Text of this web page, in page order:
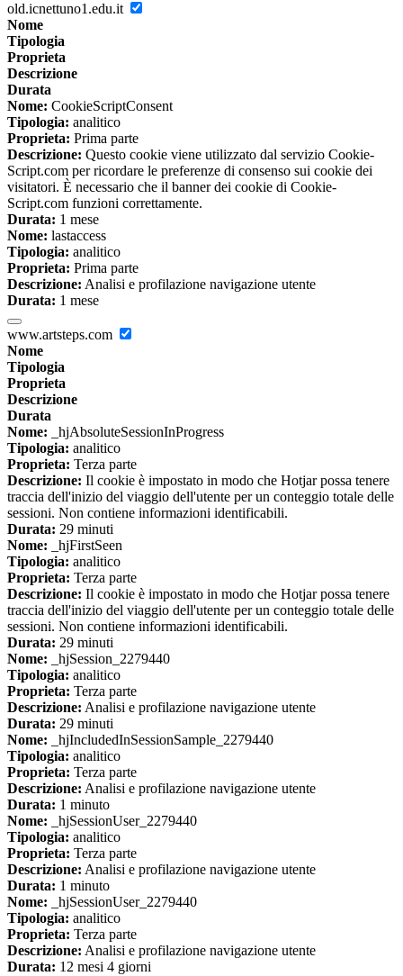
old.icnettuno1.edu.it
Nome
Tipologia
Proprieta
Descrizione
Durata
Nome: CookieScriptConsent
Tipologia: analitico
Proprieta: Prima parte
Descrizione: Questo cookie viene utilizzato dal servizio Cookie-
Script.com per ricordare le preferenze di consenso sui cookie dei
visitatori. È necessario che il banner dei cookie di Cookie-
Script.com funzioni correttamente.
Durata: 1 mese
Nome: lastaccess
Tipologia: analitico
Proprieta: Prima parte
Descrizione: Analisi e profilazione navigazione utente
Durata: 1 mese
www.artsteps.com
Nome
Tipologia
Proprieta
Descrizione
Durata
Nome: _hjAbsoluteSessionInProgress
Tipologia: analitico
Proprieta: Terza parte
Descrizione: Il cookie è impostato in modo che Hotjar possa tenere
traccia dell'inizio del viaggio dell'utente per un conteggio totale delle
sessioni. Non contiene informazioni identificabili.
Durata: 29 minuti
Nome: _hjFirstSeen
Tipologia: analitico
Proprieta: Terza parte
Descrizione: Il cookie è impostato in modo che Hotjar possa tenere
traccia dell'inizio del viaggio dell'utente per un conteggio totale delle
sessioni. Non contiene informazioni identificabili.
Durata: 29 minuti
Nome: _hjSession_2279440
Tipologia: analitico
Proprieta: Terza parte
Descrizione: Analisi e profilazione navigazione utente
Durata: 29 minuti
Nome: _hjIncludedInSessionSample_2279440
Tipologia: analitico
Proprieta: Terza parte
Descrizione: Analisi e profilazione navigazione utente
Durata: 1 minuto
Nome: _hjSessionUser_2279440
Tipologia: analitico
Proprieta: Terza parte
Descrizione: Analisi e profilazione navigazione utente
Durata: 1 minuto
Nome: _hjSessionUser_2279440
Tipologia: analitico
Proprieta: Terza parte
Descrizione: Analisi e profilazione navigazione utente
Durata: 12 mesi 4 giorni